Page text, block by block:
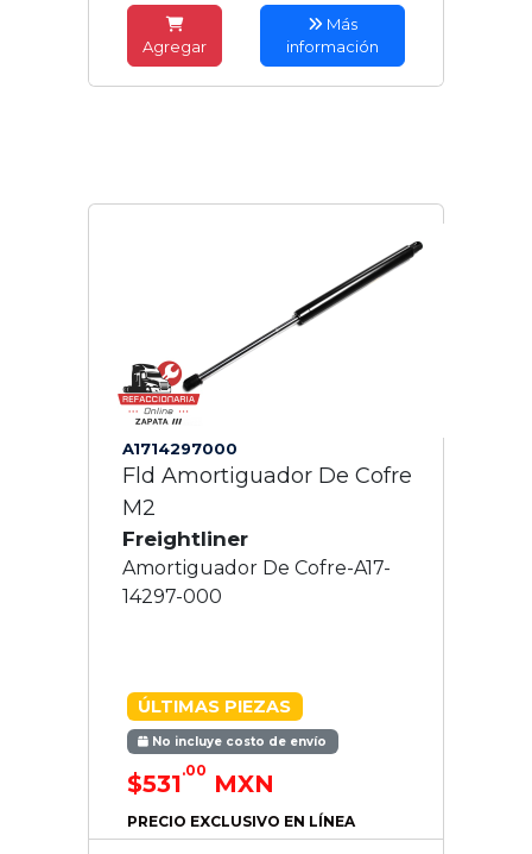
Agregar
Más
información
A1714297000
Fld Amortiguador De Cofre
M2
Freightliner
Amortiguador De Cofre-A17-
14297-000
ÚLTIMAS PIEZAS
No incluye costo de envío
$531.00 MXN
PRECIO EXCLUSIVO EN LÍNEA